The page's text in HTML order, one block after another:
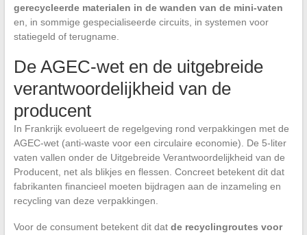
gerecycleerde materialen in de wanden van de mini-vaten
en, in sommige gespecialiseerde circuits, in systemen voor
statiegeld of terugname.
De AGEC-wet en de uitgebreide
verantwoordelijkheid van de
producent
In Frankrijk evolueert de regelgeving rond verpakkingen met de
AGEC-wet (anti-waste voor een circulaire economie). De 5-liter
vaten vallen onder de Uitgebreide Verantwoordelijkheid van de
Producent, net als blikjes en flessen. Concreet betekent dit dat
fabrikanten financieel moeten bijdragen aan de inzameling en
recycling van deze verpakkingen.
Voor de consument betekent dit dat de recyclingroutes voor